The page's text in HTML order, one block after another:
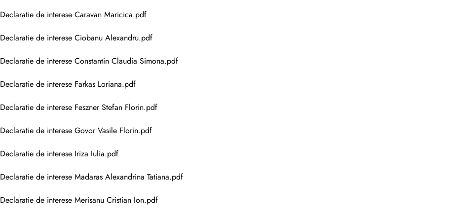
Declaratie de interese Caravan Maricica.pdf
Declaratie de interese Ciobanu Alexandru.pdf
Declaratie de interese Constantin Claudia Simona.pdf
Declaratie de interese Farkas Loriana.pdf
Declaratie de interese Feszner Stefan Florin.pdf
Declaratie de interese Govor Vasile Florin.pdf
Declaratie de interese Iriza Iulia.pdf
Declaratie de interese Madaras Alexandrina Tatiana.pdf
Declaratie de interese Merisanu Cristian Ion.pdf